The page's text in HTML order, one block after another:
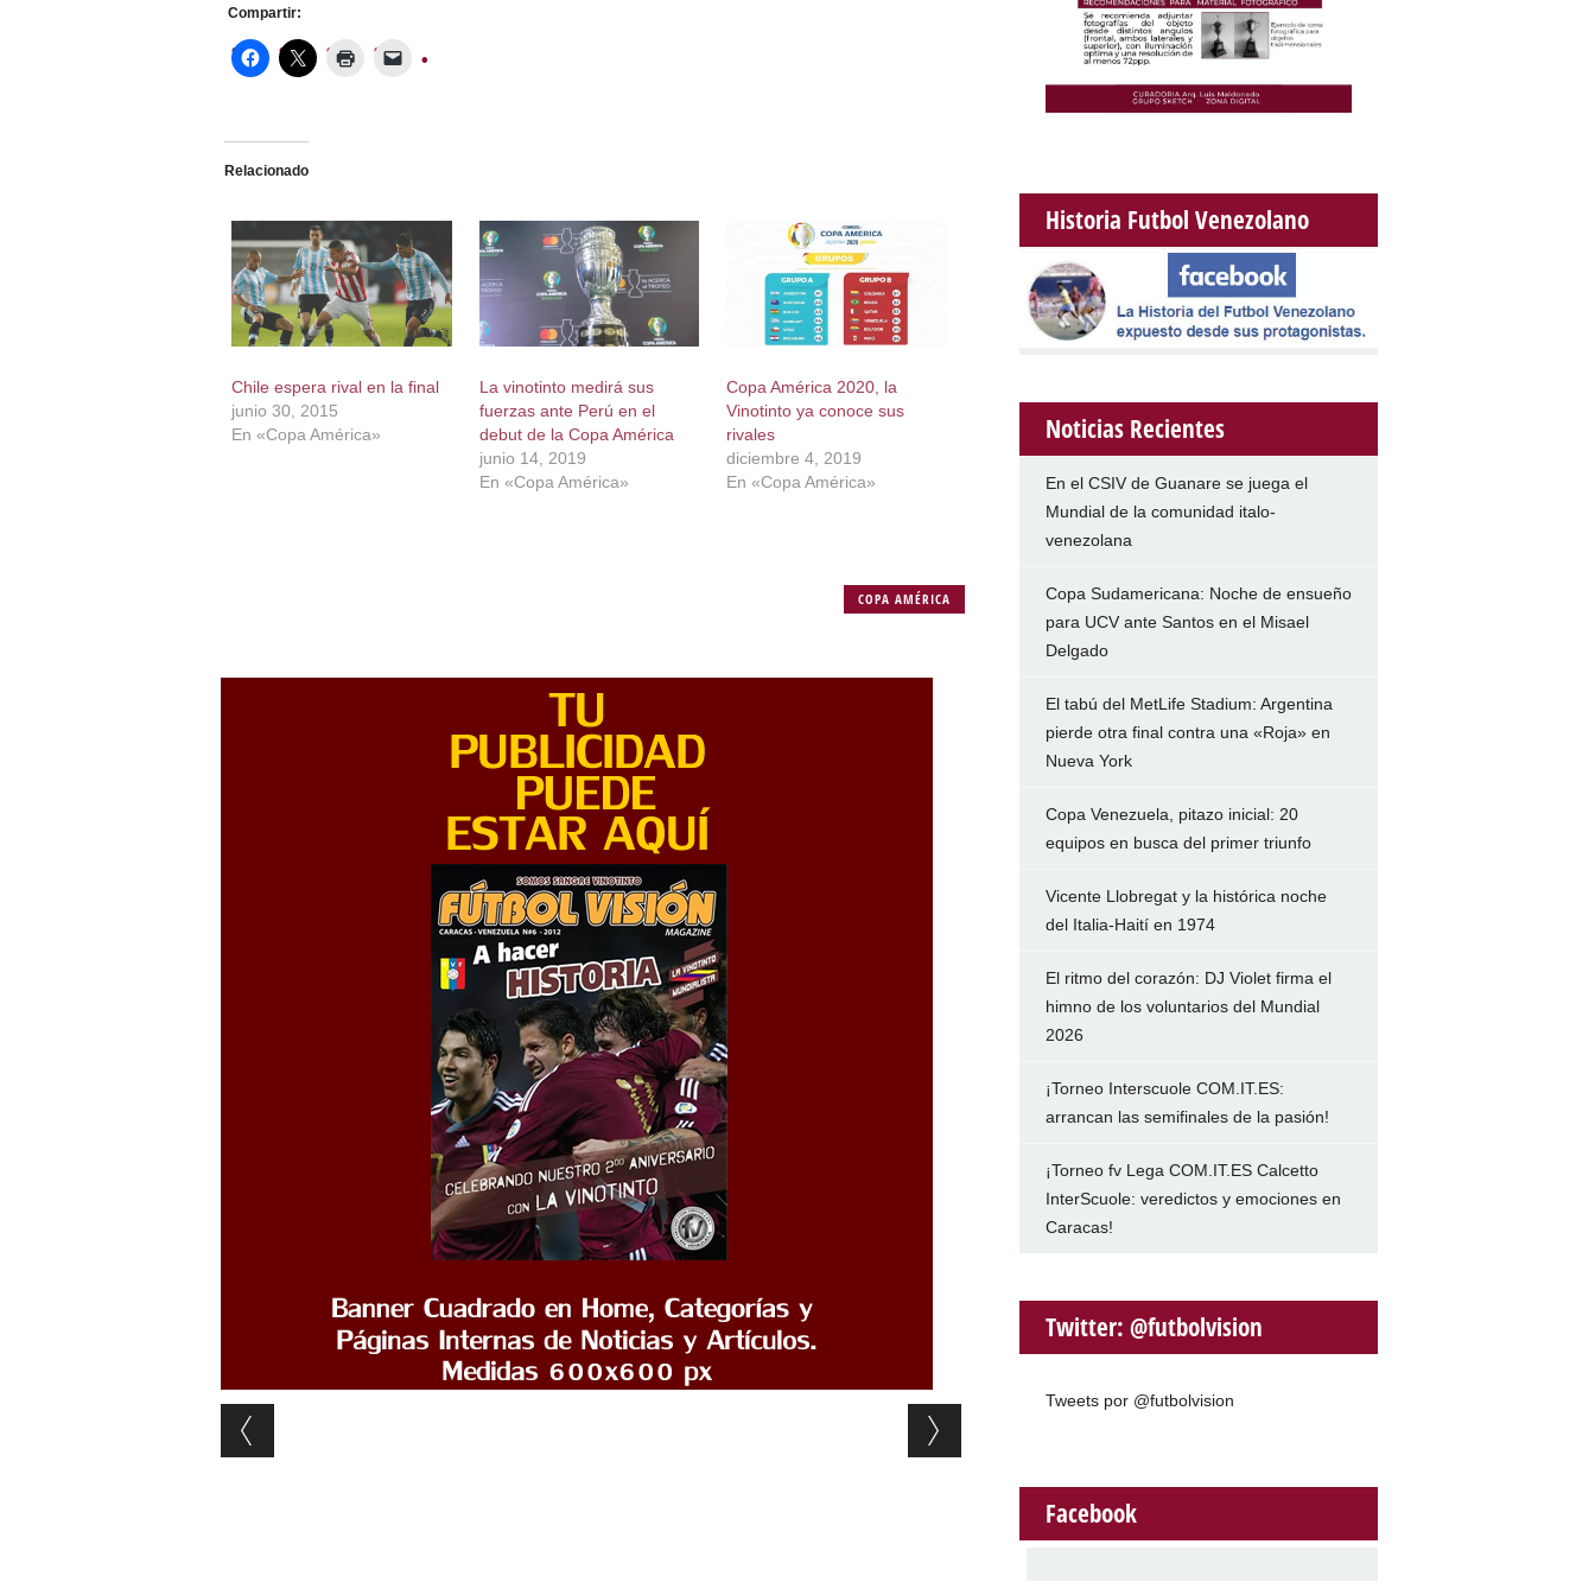
Compartir:
Relacionado
Chile espera rival en la final
junio 30, 2015
En «Copa América»
La vinotinto medirá sus
fuerzas ante Perú en el
debut de la Copa América
junio 14, 2019
En «Copa América»
Copa América 2020, la
Vinotinto ya conoce sus
rivales
diciembre 4, 2019
En «Copa América»
COPA AMÉRICA
Post navigation
Historia Futbol Venezolano
Noticias Recientes
En el CSIV de Guanare se juega el
Mundial de la comunidad italo-
venezolana
Copa Sudamericana: Noche de ensueño
para UCV ante Santos en el Misael
Delgado
El tabú del MetLife Stadium: Argentina
pierde otra final contra una «Roja» en
Nueva York
Copa Venezuela, pitazo inicial: 20
equipos en busca del primer triunfo
Vicente Llobregat y la histórica noche
del Italia-Haití en 1974
El ritmo del corazón: DJ Violet firma el
himno de los voluntarios del Mundial
2026
¡Torneo Interscuole COM.IT.ES:
arrancan las semifinales de la pasión!
¡Torneo fv Lega COM.IT.ES Calcetto
InterScuole: veredictos y emociones en
Caracas!
Twitter: @futbolvision
Tweets por @futbolvision
Facebook